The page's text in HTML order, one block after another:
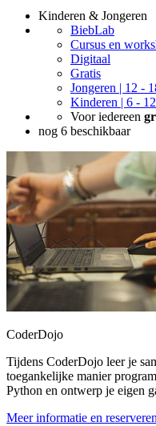
Kinderen & Jongeren
BiebLab
Cursus en
Digitaal
Gratis
Jongeren | 12 -
Kinderen | 6 -
Voor iedereen
nog 6 beschikbaar
CoderDojo
Tijdens CoderDojo leer je
toegankelijke manier
Python en ontwerp je eigen
Meer informatie en reserveren